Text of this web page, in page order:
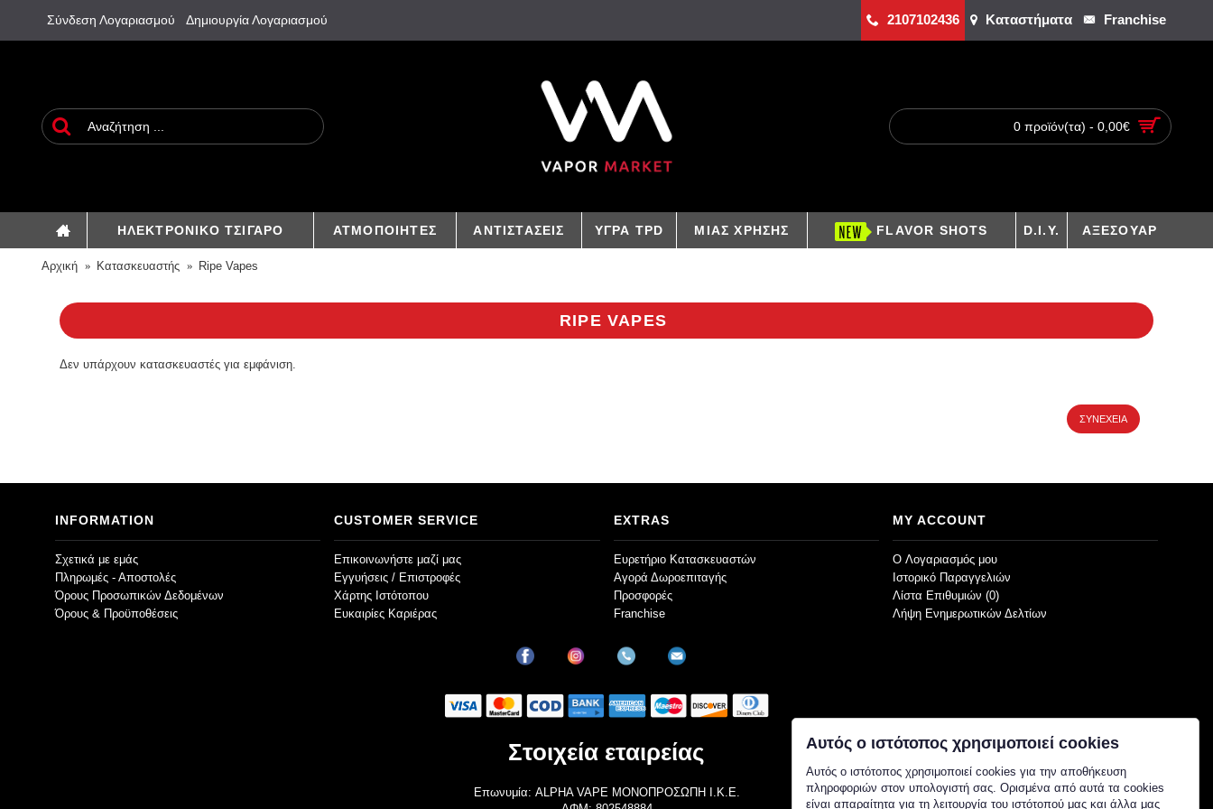
Σύνδεση Λογαριασμού Δημιουργία Λογαριασμού 2107102436 Καταστήματα Franchise
0 προϊόν(τα) - 0,00€
ΗΛΕΚΤΡΟΝΙΚΟ ΤΣΙΓΑΡΟ ΑΤΜΟΠΟΙΗΤΕΣ ΑΝΤΙΣΤΑΣΕΙΣ ΥΓΡΑ TPD ΜΙΑΣ ΧΡΗΣΗΣ FLAVOR SHOTS D.I.Y. ΑΞΕΣΟΥΑΡ
Αρχική Κατασκευαστής Ripe Vapes
RIPE VAPES
Δεν υπάρχουν κατασκευαστές για εμφάνιση.
ΣΥΝΈΧΕΙΑ
INFORMATION
Σχετικά με εμάς
Πληρωμές - Αποστολές
Όρους Προσωπικών Δεδομένων
Όρους & Προϋποθέσεις
CUSTOMER SERVICE
Επικοινωνήστε μαζί μας
Εγγυήσεις / Επιστροφές
Χάρτης Ιστότοπου
Ευκαιρίες Καριέρας
EXTRAS
Ευρετήριο Κατασκευαστών
Αγορά Δωροεπιταγής
Προσφορές
Franchise
MY ACCOUNT
O Λογαριασμός μου
Ιστορικό Παραγγελιών
Λίστα Επιθυμιών (0)
Λήψη Ενημερωτικών Δελτίων
Στοιχεία εταιρείας
Επωνυμία: ALPHA VAPE ΜΟΝΟΠΡΟΣΩΠΗ Ι.Κ.Ε.
Αυτός ο ιστότοπος χρησιμοποιεί cookies
Αυτός ο ιστότοπος χρησιμοποιεί cookies για την αποθήκευση
πληροφοριών στον υπολογιστή σας. Ορισμένα από αυτά τα cookies
είναι απαραίτητα για τη λειτουργία του ιστότοπού μας και άλλα μας